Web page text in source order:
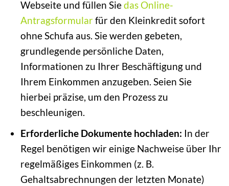
Webseite und füllen Siedas Online-
Antragsformularfür den Kleinkredit sofort
ohne Schufa aus. Sie werden gebeten,
grundlegende persönliche Daten,
Informationen zu Ihrer Beschäftigung und
Ihrem Einkommen anzugeben. Seien Sie
hierbei präzise, um den Prozess zu
beschleunigen.
Erforderliche Dokumente hochladen: In der
Regel benötigen wir einige Nachweise über Ihr
regelmäßiges Einkommen (z. B.
Gehaltsabrechnungen der letzten Monate)